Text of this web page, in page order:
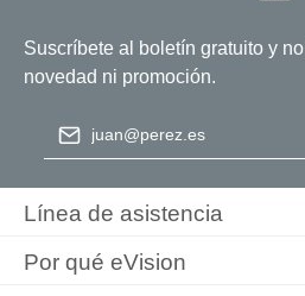
Suscríbete al boletín gratuito y
novedad ni promoción.
Dirección de correo electrónico
términos y condiciones generales
Línea de asistencia
Por qué eVision